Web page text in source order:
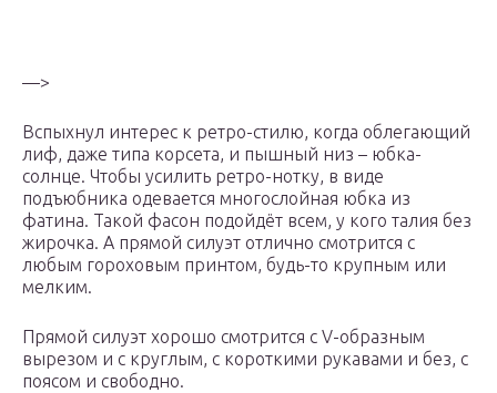
—>
Вспыхнул интерес к ретро-стилю, когда облегающий
лиф, даже типа корсета, и пышный низ – юбка-
солнце. Чтобы усилить ретро-нотку, в виде
подъюбника одевается многослойная юбка из
фатина. Такой фасон подойдёт всем, у кого талия без
жирочка. А прямой силуэт отлично смотрится с
любым гороховым принтом, будь-то крупным или
мелким.
Прямой силуэт хорошо смотрится с V-образным
вырезом и с круглым, с короткими рукавами и без, с
поясом и свободно.